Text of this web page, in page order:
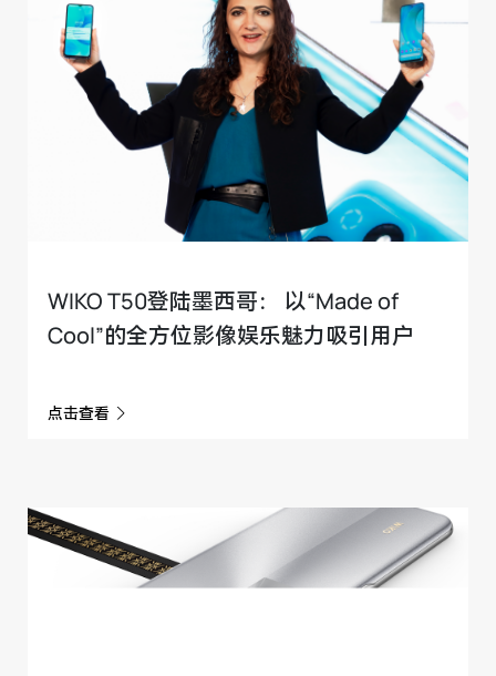
WIKO T50登陆墨西哥： 以“Made of
Cool”的全方位影像娱乐魅力吸引用户
点击查看